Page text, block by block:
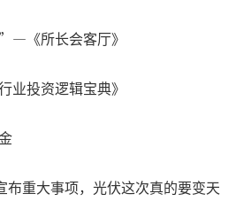
《所长会客厅》
投资逻辑宝典》
布重大事项，光伏这次真的要变天